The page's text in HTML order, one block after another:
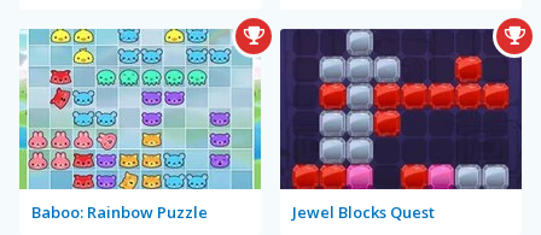
Baboo: Rainbow Puzzle Jewel Blocks Quest